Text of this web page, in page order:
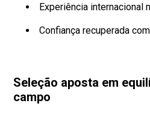
Experiência internacional
Confiança recuperada
Seleção aposta em
campo